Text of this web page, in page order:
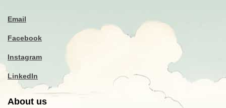
Email
Facebook
Instagram
LinkedIn
About us